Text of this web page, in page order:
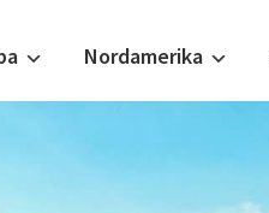
Nordamerika